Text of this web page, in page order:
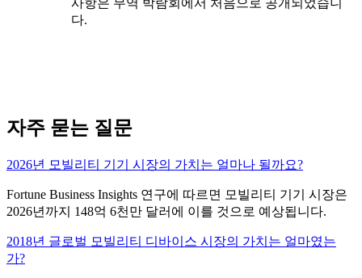
사항은 무역 박람회에서 처음으로 공개되었습니
다.
자주 묻는 질문
2026년 모빌리티 기기 시장의 가치는 얼마나 될까요?
Fortune Business Insights 연구에 따르면 모빌리티 기기 시장은
2026년까지 148억 6천만 달러에 이를 것으로 예상됩니다.
2018년 글로벌 모빌리티 디바이스 시장의 가치는 얼마였는
가?